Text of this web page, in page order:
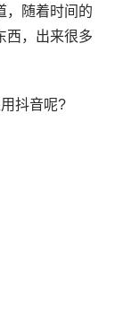
，随着时间的
西，出来很多
抖音呢?